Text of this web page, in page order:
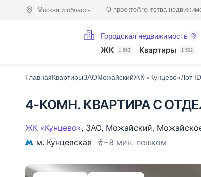
Москва и область О проектеАгентства
Городская недвижимость
ЖК 1 863 Квартиры 1 502
ГлавнаяКвартирыЗАОМожайскийЖК «Кунцево»Лот
4-КОМН. КВАРТИРА С
ЖК «Кунцево», ЗАО, Можайский,
м. Кунцевская
~8 мин. пешком
ХарактеристикиОписаниеО домеНа карте